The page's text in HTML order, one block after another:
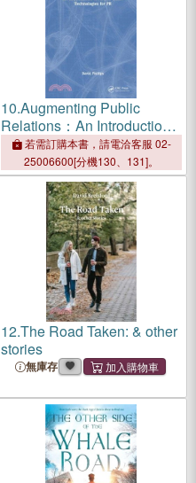
10.Augmenting Public
Relations：An Introduction
to AI and Other
Technologies for PR
若需訂購本書，請電洽客服 02-
25006600[分機130、131]。
12.The Road Taken: & other
stories
無庫存